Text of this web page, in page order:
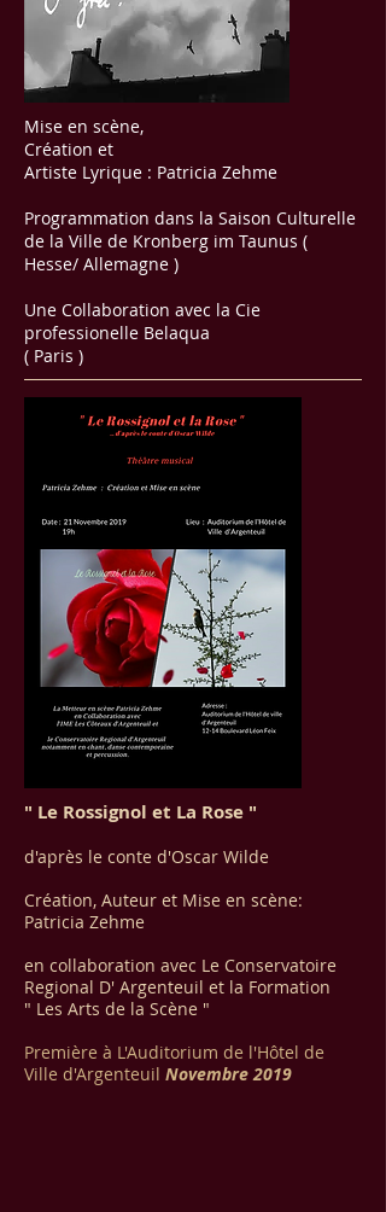
Mise en scène,
Création et
Artiste Lyrique : Patricia Zehme
Programmation dans la Saison Culturelle
de la Ville de Kronberg im Taunus (
Hesse/ Allemagne )
Une Collaboration avec la Cie
professionelle Belaqua
( Paris )
" Le Rossignol et La Rose "
d'après le conte d'Oscar Wilde
Création, Auteur et Mise en scène:
Patricia Zehme
en collaboration avec Le Conservatoire
Regional D' Argenteuil et la Formation
" Les Arts de la Scène "
Première à L'Auditorium de l'Hôtel de
Ville d'Argenteuil Novembre 2019